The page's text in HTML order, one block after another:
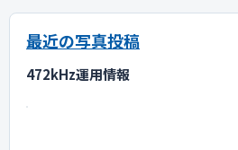
最近の写真投稿
472kHz運用情報